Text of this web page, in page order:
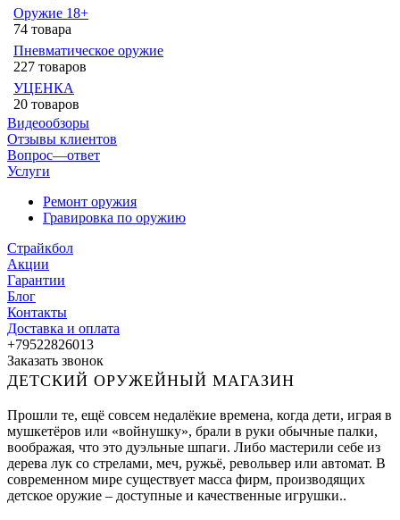
Оружие 18+
74 товара
Пневматическое оружие
227 товаров
УЦЕНКА
20 товаров
Видеообзоры
Отзывы клиентов
Вопрос—ответ
Услуги
Ремонт оружия
Гравировка по оружию
Страйкбол
Акции
Гарантии
Блог
Контакты
Доставка и оплата
+79522826013
Заказать звонок
ДЕТСКИЙ ОРУЖЕЙНЫЙ МАГАЗИН
Прошли те, ещё совсем недалёкие времена, когда дети, играя в
мушкетёров или «войнушку», брали в руки обычные палки,
воображая, что это дуэльные шпаги. Либо мастерили себе из
дерева лук со стрелами, меч, ружьё, револьвер или автомат. В
современном мире существует масса фирм, производящих
детское оружие – доступные и качественные игрушки..